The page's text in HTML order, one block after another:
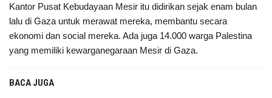
Kantor Pusat Kebudayaan Mesir itu didirikan sejak enam bulan
lalu di Gaza untuk merawat mereka, membantu secara
ekonomi dan social mereka. Ada juga 14.000 warga Palestina
yang memiliki kewarganegaraan Mesir di Gaza.
BACA JUGA